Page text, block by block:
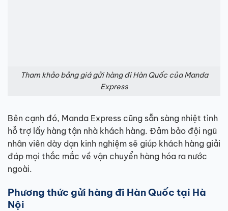
Tham khảo bảng giá gửi hàng đi Hàn Quốc của Manda
Express
Bên cạnh đó, Manda Express cũng sẵn sàng nhiệt tình
hỗ trợ lấy hàng tận nhà khách hàng. Đảm bảo đội ngũ
nhân viên dày dạn kinh nghiệm sẽ giúp khách hàng giải
đáp mọi thắc mắc về vận chuyển hàng hóa ra nước
ngoài.
Phương thức gửi hàng đi Hàn Quốc tại Hà
Nội